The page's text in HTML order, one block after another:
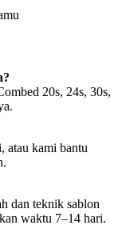
20s, 24s, 30s,
atau kami bantu
dan teknik sablon
waktu 7–14 hari.